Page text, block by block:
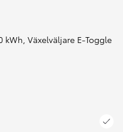
kWh, Växelväljare E-Toggle